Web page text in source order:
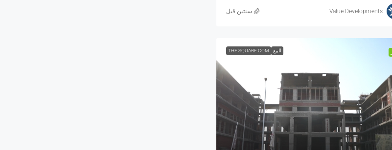
Value Developments ‏سنتين قبل
للبيع THE SQUARE COM